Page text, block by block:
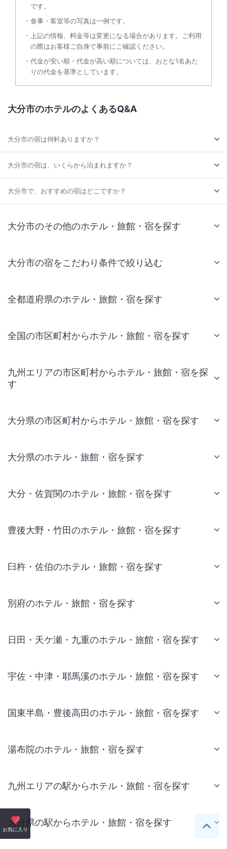
です。
食事・客室等の写真は一例です。
上記の情報、料金等は変更になる場合があります。ご利用
の際はお客様ご自身で事前にご確認ください。
代金が安い順・代金が高い順については、おとな1名あた
りの代金を基準としています。
お気に入り ペー
大分市のホテルのよくあるQ&A
大分市の宿は何軒ありますか？
大分市の宿は、いくらから泊まれますか？
大分市で、おすすめの宿はどこですか？
大分市のその他のホテル・旅館・宿を探す
大分市の宿をこだわり条件で絞り込む
全都道府県のホテル・旅館・宿を探す
全国の市区町村からホテル・旅館・宿を探す
九州エリアの市区町村からホテル・旅館・宿を探
す
大分県の市区町村からホテル・旅館・宿を探す
大分県のホテル・旅館・宿を探す
大分・佐賀関のホテル・旅館・宿を探す
豊後大野・竹田のホテル・旅館・宿を探す
臼杵・佐伯のホテル・旅館・宿を探す
別府のホテル・旅館・宿を探す
日田・天ケ瀬・九重のホテル・旅館・宿を探す
宇佐・中津・耶馬溪のホテル・旅館・宿を探す
国東半島・豊後高田のホテル・旅館・宿を探す
湯布院のホテル・旅館・宿を探す
九州エリアの駅からホテル・旅館・宿を探す
大分県の駅からホテル・旅館・宿を探す